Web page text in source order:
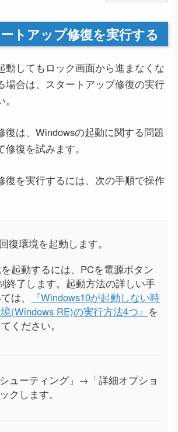
トアップ修復を実行する
動してもロック画面から進まなくな
場合は、スタートアップ修復の実行
復は、Windowsの起動に関する問題
復を試みます。
復を実行するには、次の手順で操作
復環境を起動します。
起動するには、PCを電源ボタン
終了します。起動方法の詳しい手
は、
『Windows10が起動しない時
(Windows RE)の実行方法4つ』 を
ください。
シューティング」→「詳細オプショ
クします。